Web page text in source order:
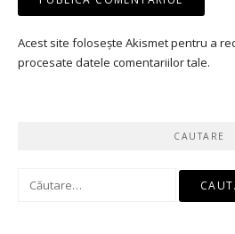
Acest site folosește Akismet pentru a
procesate datele comentariilor tale.
CAUTARE
Caută